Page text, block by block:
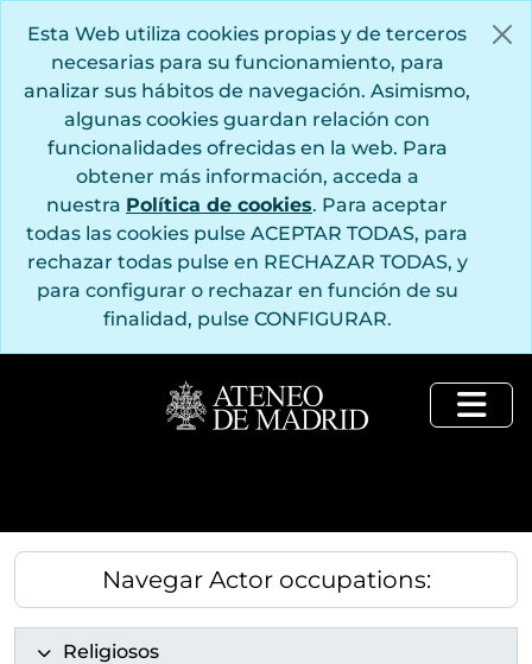
Esta Web utiliza cookies propias y de terceros
necesarias para su funcionamiento, para
analizar sus hábitos de navegación. Asimismo,
algunas cookies guardan relación con
funcionalidades ofrecidas en la web. Para
obtener más información, acceda a
nuestra Política de cookies. Para aceptar
todas las cookies pulse ACEPTAR TODAS, para
rechazar todas pulse en RECHAZAR TODAS, y
para configurar o rechazar en función de su
finalidad, pulse CONFIGURAR.
Navegar Actor occupations:
Religiosos